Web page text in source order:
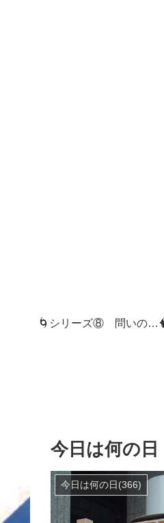
🌀シリーズ⑧ 問いの狭間へ：記録社会とMemory Diveの世界へようこそ
今日は何の
今日は何の日(366)